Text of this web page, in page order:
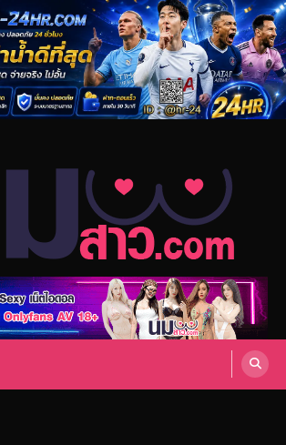
สาวสวย sexy เน็ตไอดอล
18+ อัพเดทล่าสุด
Sexy เน็ตไอดอล ดารา นักแสดง AV กระแสมาแรง
ดาวทวิต รวมสาวสุดเซ็กซี่ อัพเดทล่าสุด.